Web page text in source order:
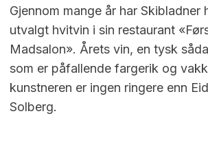
Gjennom mange år har Skibladner
utvalgt hvitvin i sin restaurant
Madsalon». Årets vin, en tysk
som er påfallende fargerik og
kunstneren er ingen ringere enn
Solberg.